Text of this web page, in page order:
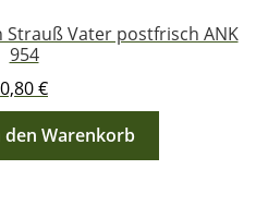
Strauß Vater postfrisch ANK
954
0,80€
den Warenkorb